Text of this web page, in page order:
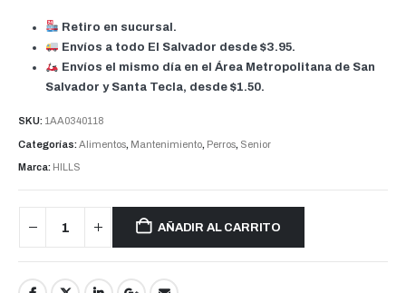
Retiro en sucursal.
Envíos a todo El Salvador desde $3.95.
Envíos el mismo díaen el Área Metropolitana de San
Salvador y Santa Tecla, desde $1.50.
SKU: 1AA0340118
Categorías:Alimentos, Mantenimiento, Perros, Senior
Marca: HILLS
AÑADIR AL CARRITO